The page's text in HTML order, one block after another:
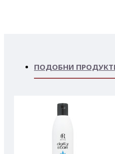
ПОДОБНИ